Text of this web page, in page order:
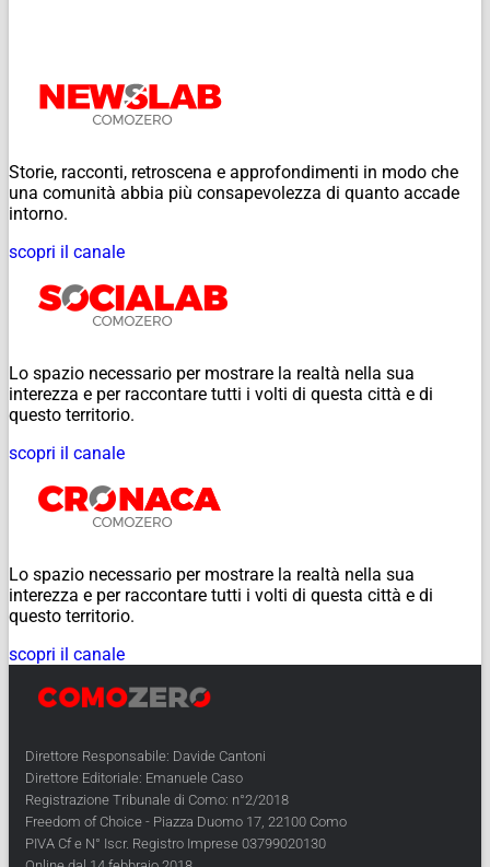
Storie, racconti, retroscena e approfondimenti in modo che
una comunità abbia più consapevolezza di quanto accade
intorno.
scopri il canale
Lo spazio necessario per mostrare la realtà nella sua
interezza e per raccontare tutti i volti di questa città e di
questo territorio.
scopri il canale
Lo spazio necessario per mostrare la realtà nella sua
interezza e per raccontare tutti i volti di questa città e di
questo territorio.
scopri il canale
Direttore Responsabile: Davide Cantoni
Direttore Editoriale: Emanuele Caso
Registrazione Tribunale di Como: n°2/2018
Freedom of Choice - Piazza Duomo 17, 22100 Como
PIVA Cf e N° Iscr. Registro Imprese 03799020130